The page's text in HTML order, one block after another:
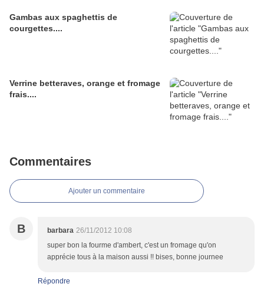
Gambas aux spaghettis de
courgettes....
Verrine betteraves, orange et fromage
frais....
Commentaires
Ajouter un commentaire
B barbara 26/11/2012 10:08
super bon la fourme d'ambert, c'est un fromage qu'on
apprécie tous à la maison aussi !! bises, bonne journee
Répondre